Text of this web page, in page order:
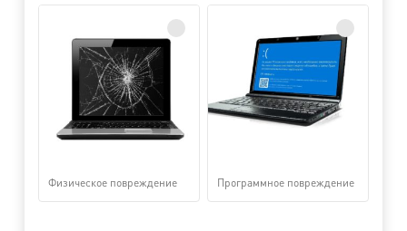
Физическое повреждение Программное повреждение